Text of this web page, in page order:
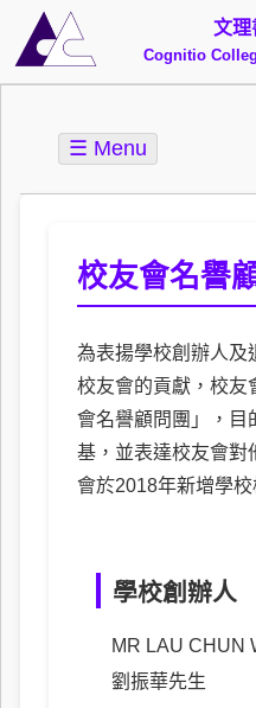
文理
Cognitio
☰ Menu
校友會名譽
為表揚學校創辦人及
校友會的貢獻，校友
會名譽顧問團」，目
基，並表達校友會對
會於2018年新增學校
學校創辦人
MR LAU CHUN
劉振華先生